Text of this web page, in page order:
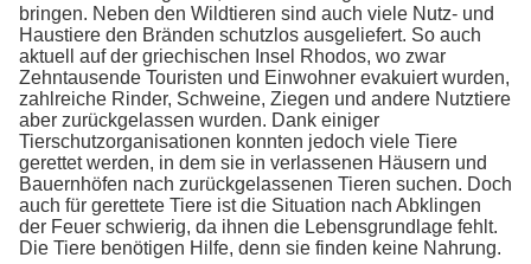
bringen. Neben den Wildtieren sind auch viele Nutz- und
Haustiere den Bränden schutzlos ausgeliefert. So auch
aktuell auf der griechischen Insel Rhodos, wo zwar
Zehntausende Touristen und Einwohner evakuiert wurden,
zahlreiche Rinder, Schweine, Ziegen und andere Nutztiere
aber zurückgelassen wurden. Dank einiger
Tierschutzorganisationen konnten jedoch viele Tiere
gerettet werden, in dem sie in verlassenen Häusern und
Bauernhöfen nach zurückgelassenen Tieren suchen. Doch
auch für gerettete Tiere ist die Situation nach Abklingen
der Feuer schwierig, da ihnen die Lebensgrundlage fehlt.
Die Tiere benötigen Hilfe, denn sie finden keine Nahrung.